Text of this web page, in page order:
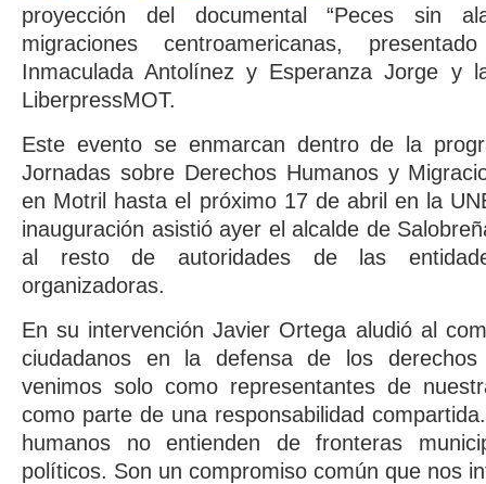
proyección del documental “Peces sin
migraciones centroamericanas,
Inmaculada Antolínez y Esperanza Jorge y
LiberpressMOT.
Este evento se enmarcan dentro de la
Jornadas sobre Derechos Humanos y
en Motril hasta el próximo 17 de abril en la
inauguración asistió ayer el alcalde de
al resto de autoridades de las
organizadoras.
En su intervención Javier Ortega aludió al
ciudadanos en la defensa de los
venimos solo como representantes de
como parte de una responsabilidad
humanos no entienden de fronteras
políticos. Son un compromiso común que nos